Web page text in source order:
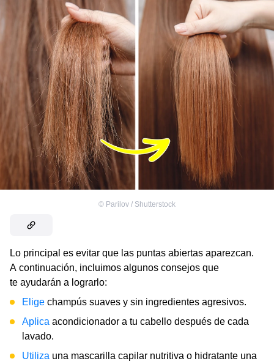
© Parilov / Shutterstock
Lo principal es evitar que las puntas abiertas aparezcan.
A continuación, incluimos algunos consejos que
te ayudarán a lograrlo:
Elige champús suaves y sin ingredientes agresivos.
Aplica acondicionador a tu cabello después de cada
lavado.
Utiliza una mascarilla capilar nutritiva o hidratante una